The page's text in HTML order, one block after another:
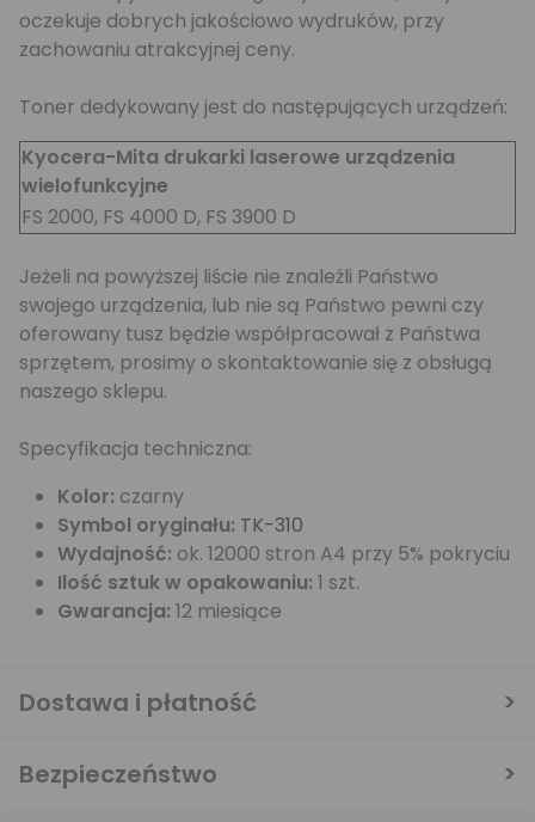
oczekuje dobrych jakościowo wydruków, przy
zachowaniu atrakcyjnej ceny.
Toner dedykowany jest do następujących urządzeń:
Kyocera-Mita drukarki laserowe urządzenia
wielofunkcyjne
FS 2000, FS 4000 D, FS 3900 D
Jeżeli na powyższej liście nie znaleźli Państwo
swojego urządzenia, lub nie są Państwo pewni czy
oferowany tusz będzie współpracował z Państwa
sprzętem, prosimy o skontaktowanie się z obsługą
naszego sklepu.
Specyfikacja techniczna:
Kolor: czarny
Symbol oryginału: TK-310
Wydajność: ok. 12000 stron A4 przy 5% pokryciu
Ilość sztuk w opakowaniu: 1 szt.
Gwarancja: 12 miesiące
Dostawa i płatność
Bezpieczeństwo